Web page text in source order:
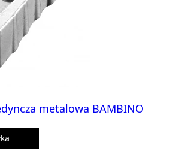
metalowa BAMBINO